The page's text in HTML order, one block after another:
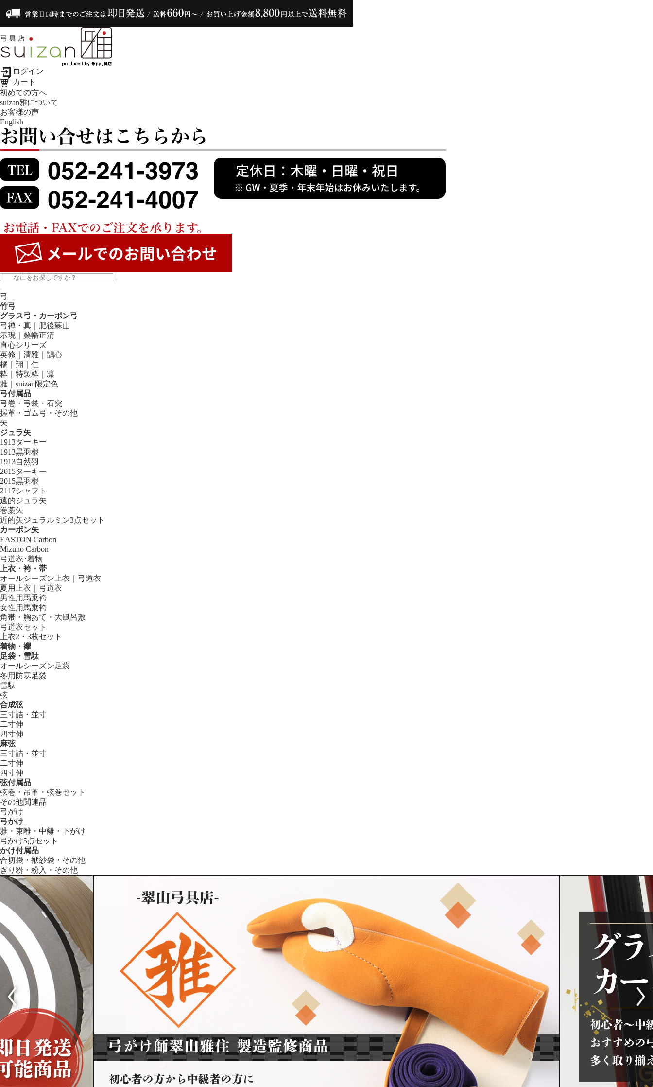
ログイン
カート
初めての方へ
suizan雅について
お客様の声
English
弓
竹弓
グラス弓・カーボン弓
弓禅・真｜肥後蘇山
示現｜桑幡正清
直心シリーズ
英修｜清雅｜鵠心
橘｜翔｜仁
粋｜特製粋｜凛
雅｜suizan限定色
弓付属品
弓巻・弓袋・石突
握革・ゴム弓・その他
矢
ジュラ矢
1913ターキー
1913黒羽根
1913自然羽
2015ターキー
2015黒羽根
2117シャフト
遠的ジュラ矢
巻藁矢
近的矢ジュラルミン3点セット
カーボン矢
EASTON Carbon
Mizuno Carbon
弓道衣･着物
上衣・袴・帯
オールシーズン上衣｜弓道衣
夏用上衣｜弓道衣
男性用馬乗袴
女性用馬乗袴
角帯・胸あて・大風呂敷
弓道衣セット
上衣2・3枚セット
着物・襷
足袋・雪駄
オールシーズン足袋
冬用防寒足袋
雪駄
弦
合成弦
三寸詰・並寸
二寸伸
四寸伸
麻弦
三寸詰・並寸
二寸伸
四寸伸
弦付属品
弦巻・吊革・弦巻セット
その他関連品
弓がけ
弓かけ
雅・束離・中離・下がけ
弓かけ5点セット
かけ付属品
合切袋・袱紗袋・その他
ぎり粉・粉入・その他